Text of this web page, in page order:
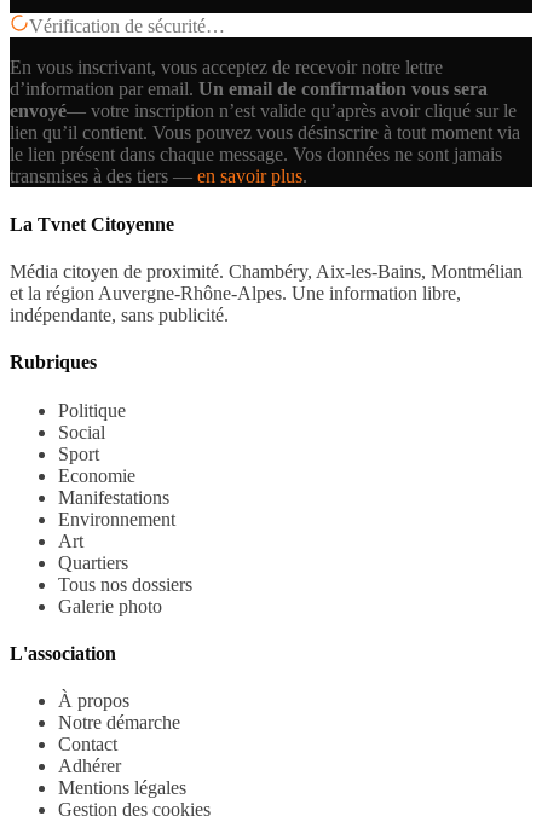
Vérification de sécurité…
En vous inscrivant, vous acceptez de recevoir notre lettre
d’information par email. Un email de confirmation vous sera
envoyé— votre inscription n’est valide qu’après avoir cliqué sur le
lien qu’il contient. Vous pouvez vous désinscrire à tout moment via
le lien présent dans chaque message. Vos données ne sont jamais
transmises à des tiers — en savoir plus.
La Tvnet Citoyenne
Média citoyen de proximité. Chambéry, Aix-les-Bains, Montmélian
et la région Auvergne-Rhône-Alpes. Une information libre,
indépendante, sans publicité.
Rubriques
Politique
Social
Sport
Economie
Manifestations
Environnement
Art
Quartiers
Tous nos dossiers
Galerie photo
L'association
À propos
Notre démarche
Contact
Adhérer
Mentions légales
Gestion des cookies